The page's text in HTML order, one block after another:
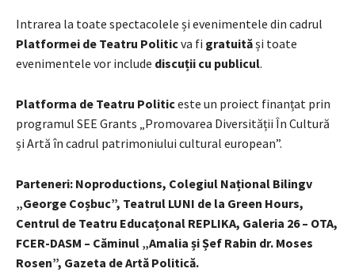
Intrarea la toate spectacolele și evenimentele din cadrul
Platformei de Teatru Politicva fi gratuităși toate
evenimentele vor include discuții cu publicul.
Platforma de Teatru Politiceste un proiect finanțat prin
programul SEE Grants „Promovarea Diversității În Cultură
și Artă în cadrul patrimoniului cultural european”.
Parteneri: Noproductions, Colegiul Național Bilingv
„George Coșbuc”, Teatrul LUNI de la Green Hours,
Centrul de Teatru Educațonal REPLIKA, Galeria 26 – OTA,
FCER-DASM – Căminul „Amalia și Șef Rabin dr. Moses
Rosen”, Gazeta de Artă Politică.